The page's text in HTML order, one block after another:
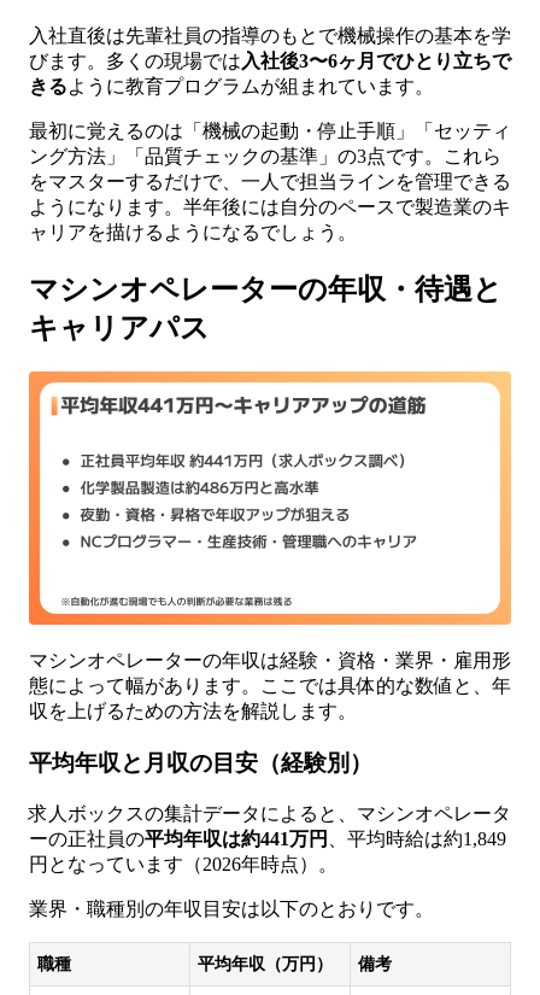
入社直後は先輩社員の指導のもとで機械操作の基本を学
びます。多くの現場では 入社後3〜6ヶ月でひとり立ちで
きるように教育プログラムが組まれています。
最初に覚えるのは「機械の起動・停止手順」「セッティ
ング方法」「品質チェックの基準」の3点です。これら
をマスターするだけで、一人で担当ラインを管理できる
ようになります。半年後には自分のペースで製造業のキ
ャリアを描けるようになるでしょう。
マシンオペレーターの年収・待遇と
キャリアパス
マシンオペレーターの年収は経験・資格・業界・雇用形
態によって幅があります。ここでは具体的な数値と、年
収を上げるための方法を解説します。
平均年収と月収の目安（経験別）
求人ボックスの集計データによると、マシンオペレータ
ーの正社員の平均年収は約441万円
、平均時給は約1,849
円となっています（2026年時点）。
業界・職種別の年収目安は以下のとおりです。
職種 平均年収（万円） 備考